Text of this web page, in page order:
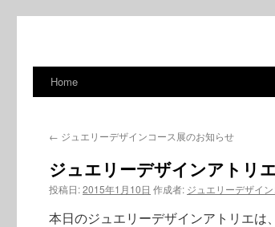
テ
Home
← ジュエリーデザインコース展のお知らせ
ジュエリーデザインアトリ
投稿日:2015年1月10日 作成者: ジュエリーデザイ
本日のジュエリーデザインアトリエは